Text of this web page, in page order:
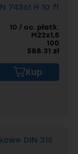
74361 H 10 fl
10 / oc. płatk.
M22x1,5
100
588.31 zł
Kup
DIN 315